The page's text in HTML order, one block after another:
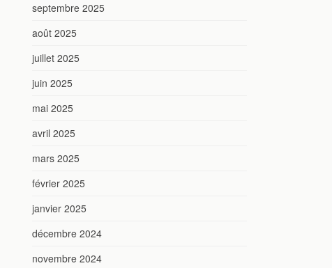
septembre 2025
août 2025
juillet 2025
juin 2025
mai 2025
avril 2025
mars 2025
février 2025
janvier 2025
décembre 2024
novembre 2024